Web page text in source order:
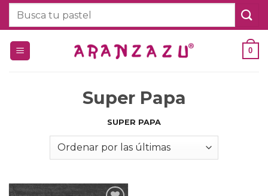
Saltar
Buscar
0
Super Papa
SUPER PAPA